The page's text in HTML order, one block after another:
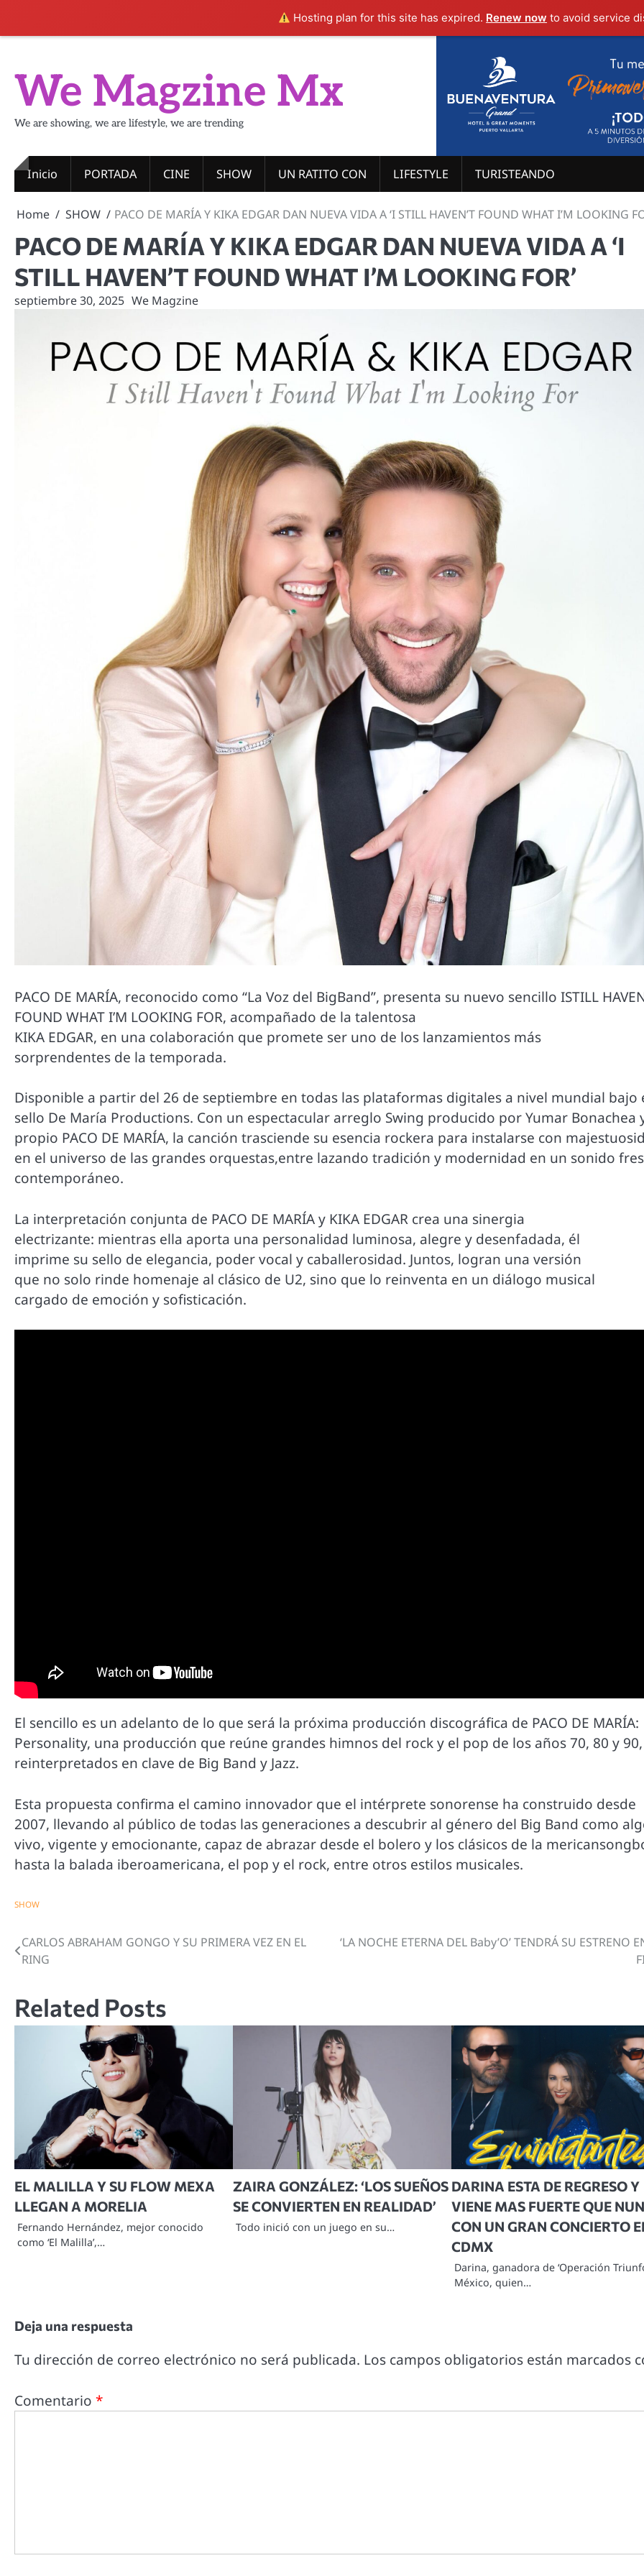
Hosting plan for this site has expired. Renew now to avoid service
content
We Magzine Mx
We are showing, we are lifestyle, we are trending
Inicio PORTADA CINE SHOW UN RATITO CON LIFESTYLE TURISTEANDO
Home SHOW PACO DE MARÍA Y KIKA EDGAR DAN NUEVA VIDA A ‘I STILL HAVEN’T FOUND WHAT I’M LOOKING
PACO DE MARÍA Y KIKA EDGAR DAN NUEVA VIDA A ‘I
STILL HAVEN’T FOUND WHAT I’M LOOKING FOR’
septiembre 30, 2025 We Magzine
PACO DE MARÍA, reconocido como “La Voz del BigBand”, presenta su nuevo sencillo ISTILL
FOUND WHAT I’M LOOKING FOR, acompañado de la talentosa
KIKA EDGAR, en una colaboración que promete ser uno de los lanzamientos más
sorprendentes de la temporada.
Disponible a partir del 26 de septiembre en todas las plataformas digitales a nivel mundial bajo
sello De María Productions. Con un espectacular arreglo Swing producido por Yumar Bonachea
propio PACO DE MARÍA, la canción trasciende su esencia rockera para instalarse con
en el universo de las grandes orquestas,entre lazando tradición y modernidad en un sonido
contemporáneo.
La interpretación conjunta de PACO DE MARÍA y KIKA EDGAR crea una sinergia
electrizante: mientras ella aporta una personalidad luminosa, alegre y desenfadada, él
imprime su sello de elegancia, poder vocal y caballerosidad. Juntos, logran una versión
que no solo rinde homenaje al clásico de U2, sino que lo reinventa en un diálogo musical
cargado de emoción y sofisticación.
El sencillo es un adelanto de lo que será la próxima producción discográfica de PACO DE MARÍA:
Personality, una producción que reúne grandes himnos del rock y el pop de los años 70, 80 y 90,
reinterpretados en clave de Big Band y Jazz.
Esta propuesta confirma el camino innovador que el intérprete sonorense ha construido desde
2007, llevando al público de todas las generaciones a descubrir al género del Big Band como
vivo, vigente y emocionante, capaz de abrazar desde el bolero y los clásicos de la
hasta la balada iberoamericana, el pop y el rock, entre otros estilos musicales.
SHOW
Navegación
entradas
CARLOS ABRAHAM GONGO Y SU PRIMERA VEZ EN EL
RING
‘LA NOCHE ETERNA DEL Baby’O’ TENDRÁ SU ESTRENO
Related Posts
EL MALILLA Y SU FLOW MEXA
LLEGAN A MORELIA
Fernando Hernández, mejor conocido
como ‘El Malilla’,…
ZAIRA GONZÁLEZ: ‘LOS SUEÑOS
SE CONVIERTEN EN REALIDAD’
Todo inició con un juego en su…
DARINA ESTA DE REGRESO Y
VIENE MAS FUERTE QUE
CON UN GRAN CONCIERTO
CDMX
Darina, ganadora de ‘Operación
México, quien…
Deja una respuesta
Tu dirección de correo electrónico no será publicada. Los campos obligatorios están marcados
Comentario *